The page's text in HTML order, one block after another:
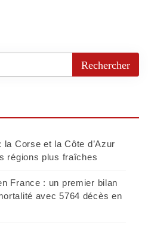
Corse et la Côte d’Azur
régions plus fraîches
France : un premier bilan
avec 5764 décès en